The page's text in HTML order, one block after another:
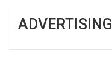
ADVERTISING